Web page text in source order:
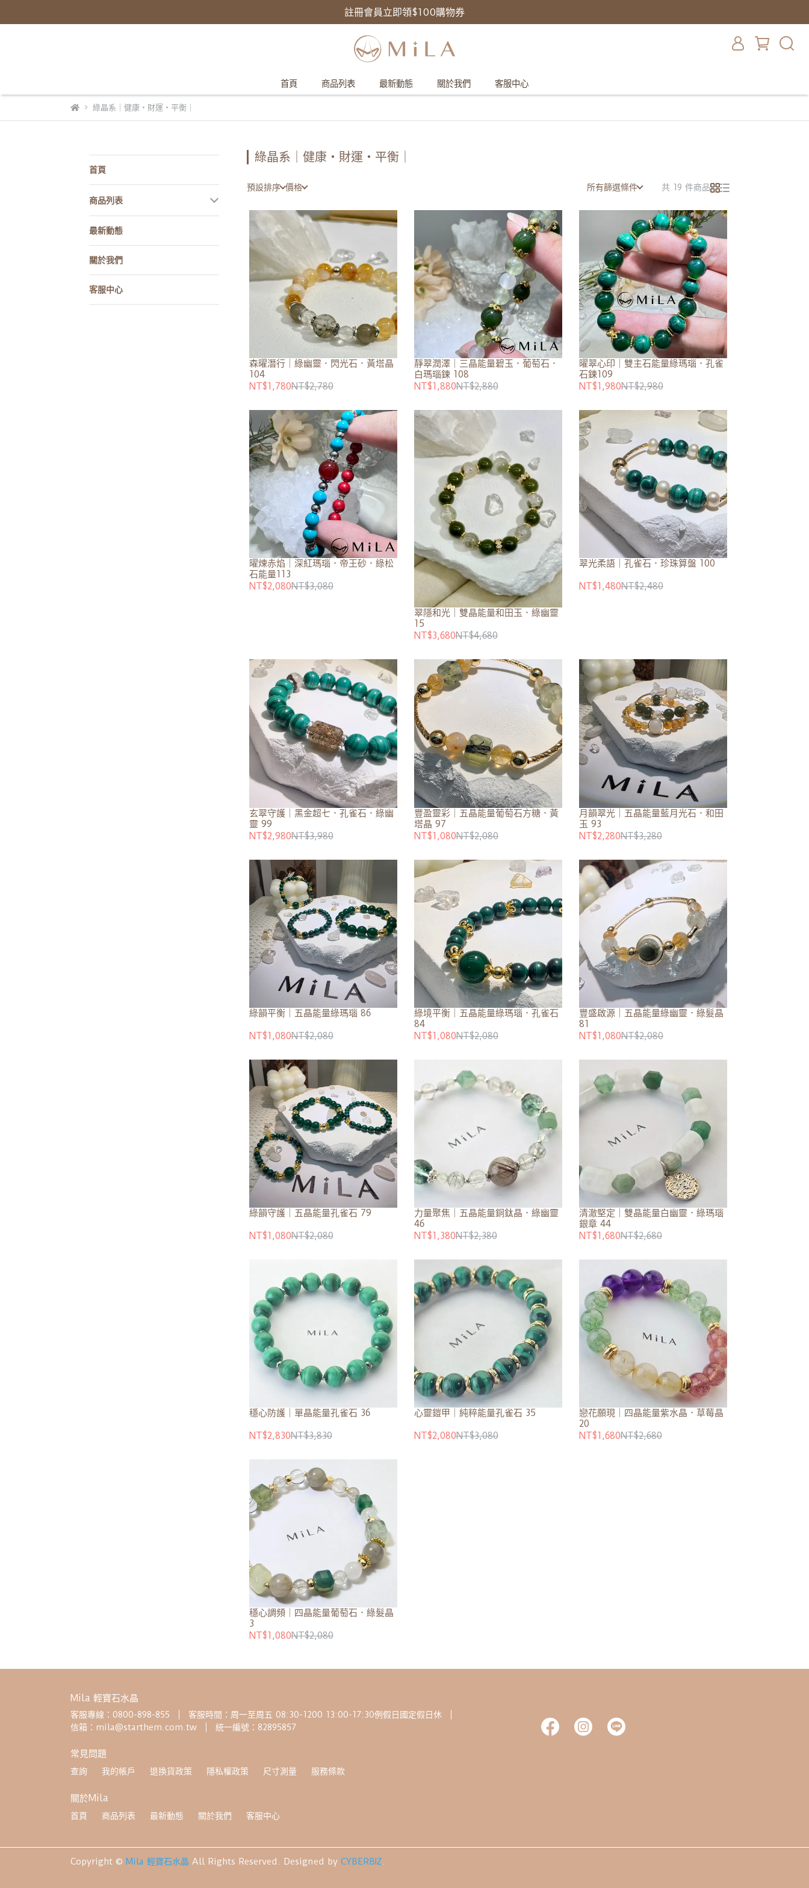
註冊會員立即領$100購物券
首頁 商品列表 最新動態 關於我們 客服中心
綠晶系｜健康・財運・平衡｜
首頁
商品列表
最新動態
關於我們
客服中心
綠晶系｜健康・財運・平衡｜
預設排序 價格 所有篩選條件 共 19 件商品
森曜潛行｜綠幽靈．閃光石．黃塔晶
104
NT$1,780NT$2,780
靜翠潤澤｜三晶能量碧玉．葡萄石．
白瑪瑙鍊 108
NT$1,880NT$2,880
曜翠心印｜雙主石能量綠瑪瑙．孔雀
石鍊109
NT$1,980NT$2,980
曜煉赤焰｜深紅瑪瑙．帝王砂．綠松
石能量113
NT$2,080NT$3,080
翠隱和光｜雙晶能量和田玉．綠幽靈
15
NT$3,680NT$4,680
翠光柔語｜孔雀石．珍珠算盤 100
NT$1,480NT$2,480
玄翠守護｜黑金超七．孔雀石．綠幽
靈 99
NT$2,980NT$3,980
豐盈靈彩｜五晶能量葡萄石方糖．黃
塔晶 97
NT$1,080NT$2,080
月韻翠光｜五晶能量藍月光石．和田
玉 93
NT$2,280NT$3,280
綠韻平衡｜五晶能量綠瑪瑙 86
NT$1,080NT$2,080
綠境平衡｜五晶能量綠瑪瑙．孔雀石
84
NT$1,080NT$2,080
豐盛啟源｜五晶能量綠幽靈．綠髮晶
81
NT$1,080NT$2,080
綠韻守護｜五晶能量孔雀石 79
NT$1,080NT$2,080
力量聚焦｜五晶能量銅鈦晶．綠幽靈
46
NT$1,380NT$2,380
清澈堅定｜雙晶能量白幽靈．綠瑪瑙
銀章 44
NT$1,680NT$2,680
穩心防護｜單晶能量孔雀石 36
NT$2,830NT$3,830
心靈鎧甲｜純粹能量孔雀石 35
NT$2,080NT$3,080
戀花願現｜四晶能量紫水晶．草莓晶
20
NT$1,680NT$2,680
穩心調頻｜四晶能量葡萄石．綠髮晶
3
NT$1,080NT$2,080
Mila 輕寶石水晶
客服專線：0800-898-855
客服時間：周一至周五 08:30-1200 13:00-17:30例假日國定假日休
信箱：mila@starthem.com.tw
統一編號：82895857
常見問題
查詢 我的帳戶 退換貨政策 隱私權政策 尺寸測量 服務條款
關於Mila
首頁 商品列表 最新動態 關於我們 客服中心
Copyright © Mila 輕寶石水晶 All Rights Reserved. Designed by CYBERBIZ.